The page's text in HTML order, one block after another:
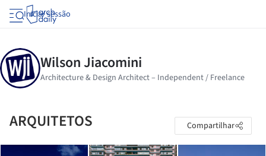
Iniciar sessão
ARQUITETOS Compartilhar